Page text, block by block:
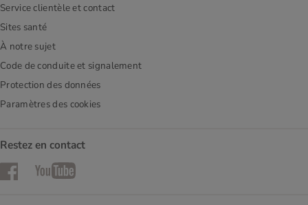
Service clientèle et contact
Sites santé
À notre sujet
Code de conduite et signalement
Protection des données
Paramètres des cookies
Restez en contact
FacebookYouTube